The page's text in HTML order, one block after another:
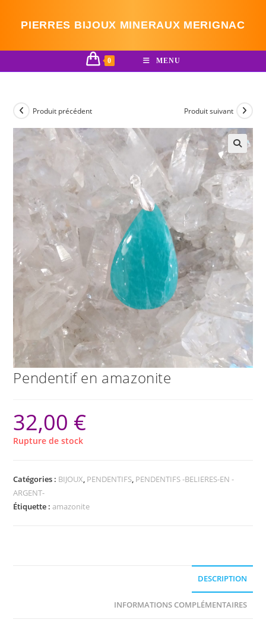
PIERRES BIJOUX MINERAUX MERIGNAC
0 MENU
Produit précédent Produit suivant
Pendentif en amazonite
32,00 €
Rupture de stock
Catégories : BIJOUX, PENDENTIFS, PENDENTIFS -BELIERES-EN -
ARGENT-
Étiquette :amazonite
DESCRIPTION
INFORMATIONS COMPLÉMENTAIRES